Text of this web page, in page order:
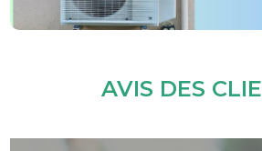
AVIS DES